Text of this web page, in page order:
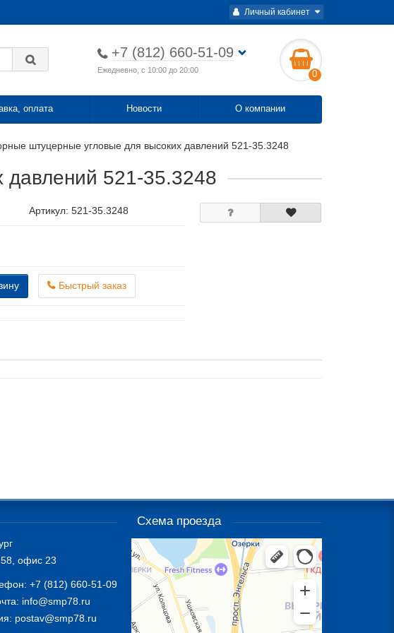
Личный кабинет
+7 (812) 660-51-09
Ежедневно, с 10:00 до 20:00 0
оплата Новости О компании
штуцерные угловые для высоких давлений 521-35.3248
521-35.3248
Артикул: 521-35.3248
Быстрый заказ
офис 23
+7 (812) 660-51-09
info@smp78.ru
postav@smp78.ru
Схема проезда